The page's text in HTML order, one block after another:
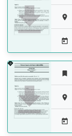
 




